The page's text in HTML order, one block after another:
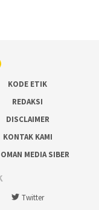
KODE ETIK
REDAKSI
DISCLAIMER
KONTAK KAMI
MEDIA SIBER
Twitter